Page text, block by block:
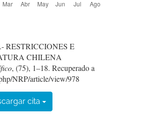
RESTRICCIONES E
CHILENA
, (75), 1–18. Recuperado a
NRP/article/view/978
cita